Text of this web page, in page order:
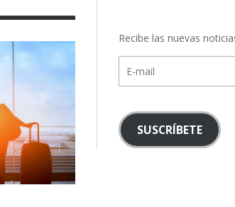
Recibe las nuevas
mail
SUSCRÍBETE